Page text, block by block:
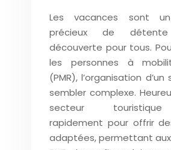
Les vacances sont
précieux de
découverte pour tous.
les personnes à
(PMR), l’organisation
sembler complexe.
secteur
rapidement pour offrir
adaptées, permettant